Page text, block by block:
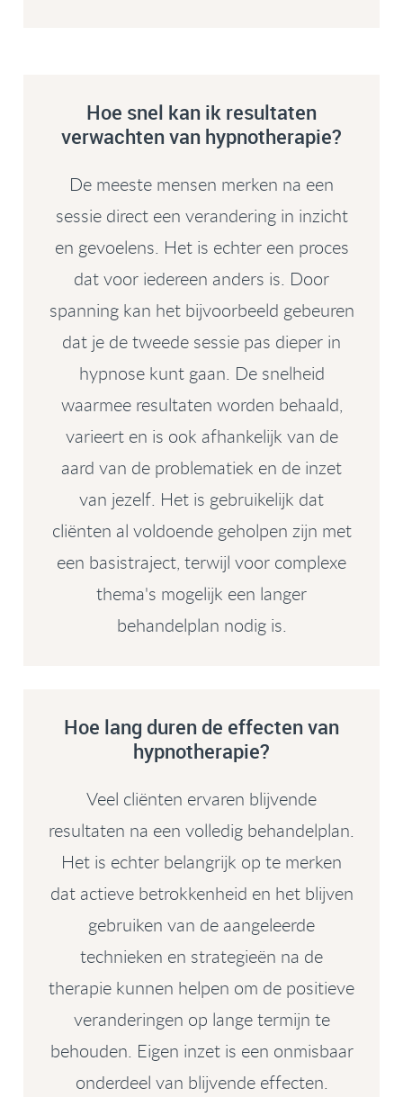
Hoe snel kan ik resultaten
verwachten van hypnotherapie?
De meeste mensen merken na een
sessie direct een verandering in inzicht
en gevoelens. Het is echter een proces
dat voor iedereen anders is. Door
spanning kan het bijvoorbeeld gebeuren
dat je de tweede sessie pas dieper in
hypnose kunt gaan. De snelheid
waarmee resultaten worden behaald,
varieert en is ook afhankelijk van de
aard van de problematiek en de inzet
van jezelf. Het is gebruikelijk dat
cliënten al voldoende geholpen zijn met
een basistraject, terwijl voor complexe
thema's mogelijk een langer
behandelplan nodig is.
Hoe lang duren de effecten van
hypnotherapie?
Veel cliënten ervaren blijvende
resultaten na een volledig behandelplan.
Het is echter belangrijk op te merken
dat actieve betrokkenheid en het blijven
gebruiken van de aangeleerde
technieken en strategieën na de
therapie kunnen helpen om de positieve
veranderingen op lange termijn te
behouden. Eigen inzet is een onmisbaar
onderdeel van blijvende effecten.